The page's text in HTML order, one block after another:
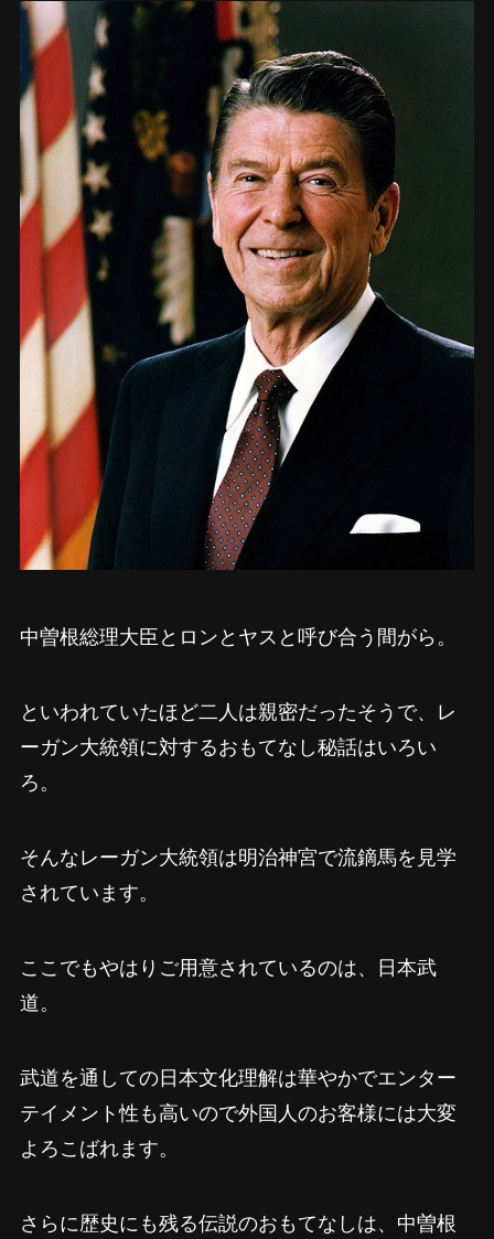
中曽根総理大臣とロンとヤスと呼び合う間がら。
といわれていたほど二人は親密だったそうで、レ
ーガン大統領に対するおもてなし秘話はいろい
ろ。
そんなレーガン大統領は明治神宮で流鏑馬を見学
されています。
ここでもやはりご用意されているのは、日本武
道。
武道を通しての日本文化理解は華やかでエンター
テイメント性も高いので外国人のお客様には大変
よろこばれます。
さらに歴史にも残る伝説のおもてなしは、中曽根